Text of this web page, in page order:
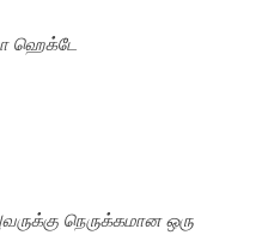
ஹெக்டே
நெருக்கமான ஒரு